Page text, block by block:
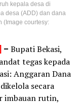
kepala desa di
desa (ADD) dan dana
(Image courtesy:
– Bupati Bekasi,
tegas kepada
Anggaran Dana
secara
imbauan rutin,